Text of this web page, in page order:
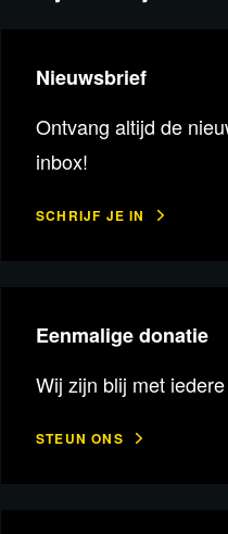
Nieuwsbrief
Ontvang altijd de
inbox!
SCHRIJF JE IN
Eenmalige donatie
Wij zijn blij met
STEUN ONS